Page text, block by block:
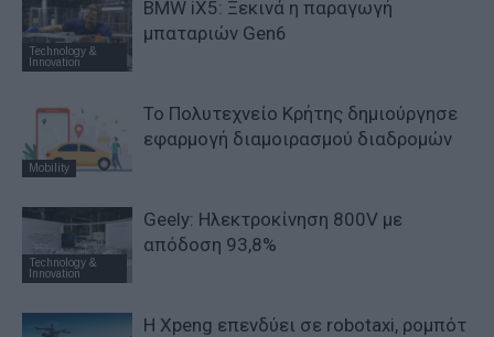
Technology &
Innovation
BMW iX5: Ξεκινά η παραγωγή
μπαταριών Gen6
Mobility
Το Πολυτεχνείο Κρήτης δημιούργησε
εφαρμογή διαμοιρασμού διαδρομών
Technology &
Innovation
Geely: Ηλεκτροκίνηση 800V με
απόδοση 93,8%
Η Xpeng επενδύει σε robotaxi, ρομπότ